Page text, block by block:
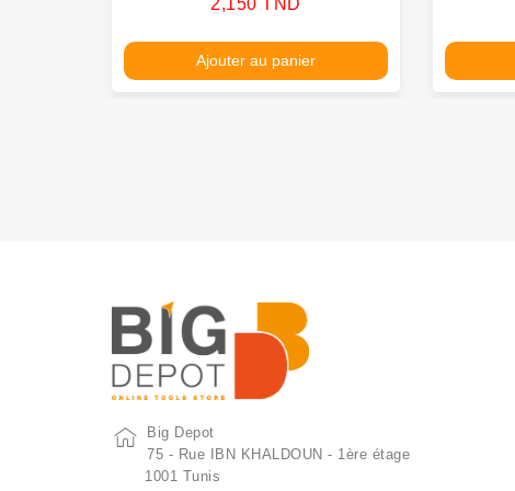
2,150 TND
Ajouter au panier
Big Depot
75 - Rue IBN KHALDOUN - 1ère étage
1001 Tunis